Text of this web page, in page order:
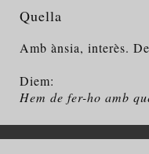
Quella
Amb ànsia, interès.
Diem:
Hem de fer-ho amb